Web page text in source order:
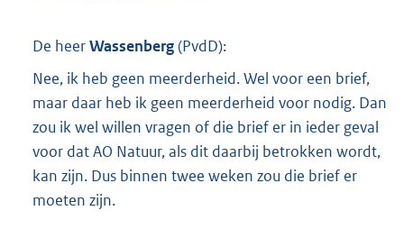
De heerWassenberg(PvdD):
Nee, ik heb geen meerderheid. Wel voor een brief,
maar daar heb ik geen meerderheid voor nodig. Dan
zou ik wel willen vragen of die brief er in ieder geval
voor dat AO Natuur, als dit daarbij betrokken wordt,
kan zijn. Dus binnen twee weken zou die brief er
moeten zijn.